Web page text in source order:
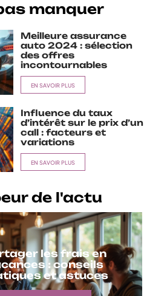
manquer
Meilleure assurance
auto 2024 : sélection
des offres
incontournables
EN SAVOIR PLUS
Influence du taux
d’intérêt sur le prix d’un
call : facteurs et
variations
EN SAVOIR PLUS
de l'actu
les frais en
: conseils
et astuces